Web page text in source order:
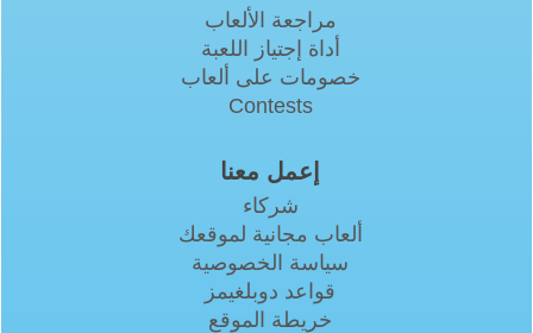
مراجعة الألعاب
أداة إجتياز اللعبة
خصومات على ألعاب
Contests
إعمل معنا
شركاء
ألعاب مجانية لموقعك
سياسة الخصوصية
قواعد دوبلغيمز
خريطة الموقع